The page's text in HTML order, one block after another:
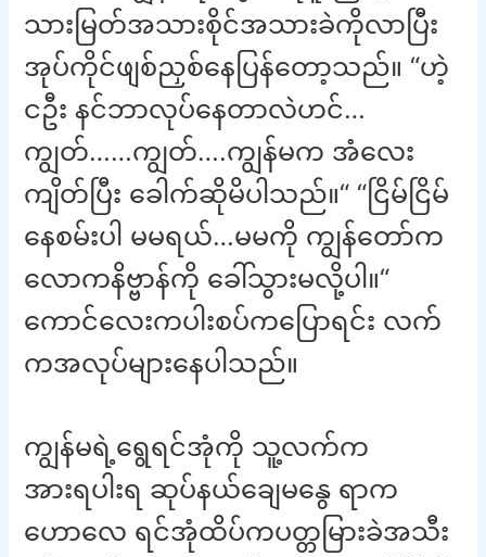
သားမြတ်အသားစိုင်အသားခဲကိုလာပြီး
အုပ်ကိုင်ဖျစ်ညှစ်နေပြန်တော့သည်။ “ဟဲ့
ငဦး နင်ဘာလုပ်နေတာလဲဟင်…
ကျွတ်……ကျွတ်….ကျွန်မက အံလေး
ကျိတ်ပြီး ခေါက်ဆိုမိပါသည်။“ “ငြိမ်ငြိမ်
နေစမ်းပါ မမရယ်…မမကို ကျွန်တော်က
လောကနိဗ္ဗာန်ကို ခေါ်သွားမလို့ပါ။“
ကောင်လေးကပါးစပ်ကပြောရင်း လက်
ကအလုပ်များနေပါသည်။
ကျွန်မရဲ့ရွေရင်အုံကို သူ့လက်က
အားရပါးရ ဆုပ်နယ်ချေမနွေ ရာက
ဟောလေ ရင်အုံထိပ်ကပတ္တမြားခဲအသီး